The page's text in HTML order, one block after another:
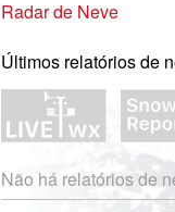
Radar de Neve
Últimos relatórios de
Não há relatórios de